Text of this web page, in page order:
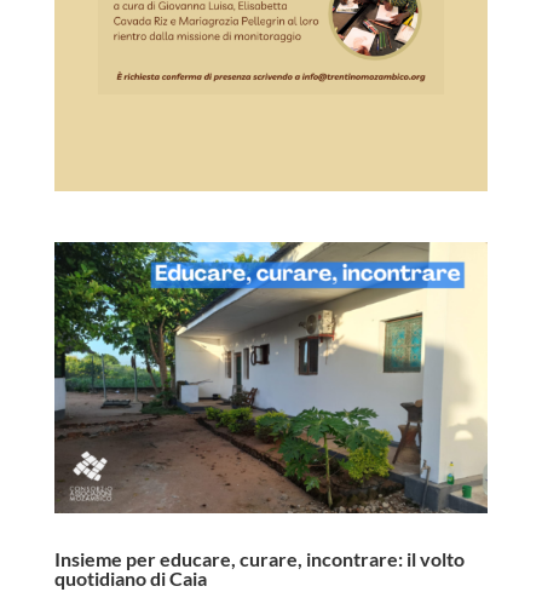
Insieme per educare, curare, incontrare: il volto
quotidiano di Caia